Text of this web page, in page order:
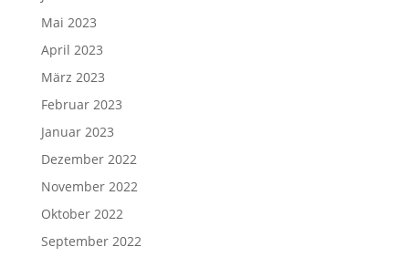
Mai 2023
April 2023
März 2023
Februar 2023
Januar 2023
Dezember 2022
November 2022
Oktober 2022
September 2022